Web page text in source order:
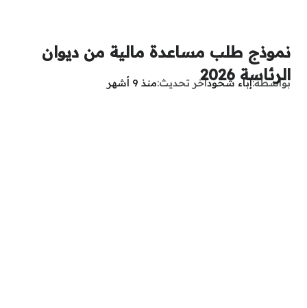
نموذج طلب مساعدة مالية من ديوان
الرئاسة 2026
بواسطةإباء شحودآخر تحديث منذ 9 أشهر